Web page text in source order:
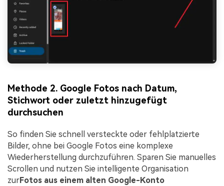
Methode 2. Google Fotos nach Datum,
Stichwort oder zuletzt hinzugefügt
durchsuchen
So finden Sie schnell versteckte oder fehlplatzierte
Bilder, ohne bei Google Fotos eine komplexe
Wiederherstellung durchzuführen. Sparen Sie manuelles
Scrollen und nutzen Sie intelligente Organisation
zurFotos aus einem alten Google-Konto